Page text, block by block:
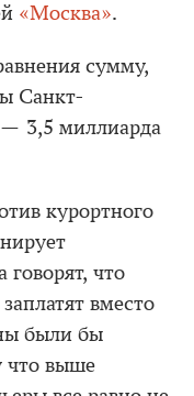
«Москва».
сумму,
Санкт-
— 3,5 миллиарда
курортного
говорят, что
вместо
были бы
что выше